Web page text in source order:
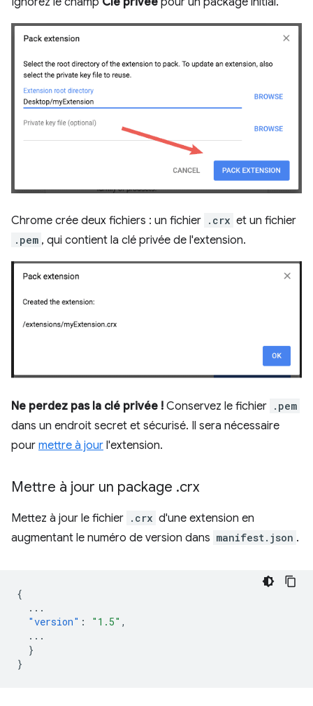
Chrome crée deux fichiers : un fichier .crx et un fichier
.pem , qui contient la clé privée de l'extension.
Ne perdez pas la clé privée ! Conservez le fichier .pem
dans un endroit secret et sécurisé. Il sera nécessaire
pour mettre à jour l'extension.
Mettre à jour un package .crx
Mettez à jour le fichier .crx d'une extension en
augmentant le numéro de version dans manifest.json .
{
...
"version" : "1.5" ,
...
}
}